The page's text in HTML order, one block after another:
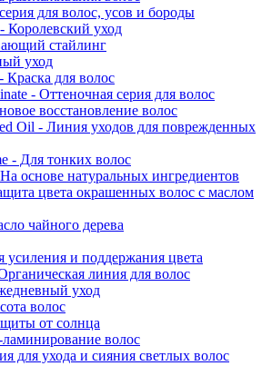
для волос, усов и бороды
Королевский уход
стайлинг
уход
для волос
- Оттеночная серия для волос
восстановление волос
Oil - Линия уходов для поврежденных
- Для тонких волос
основе натуральных ингредиентов
цвета окрашенных волос с маслом
чайного дерева
и поддержания цвета
линия для волос
уход
волос
от солнца
волос
для ухода и сияния светлых волос